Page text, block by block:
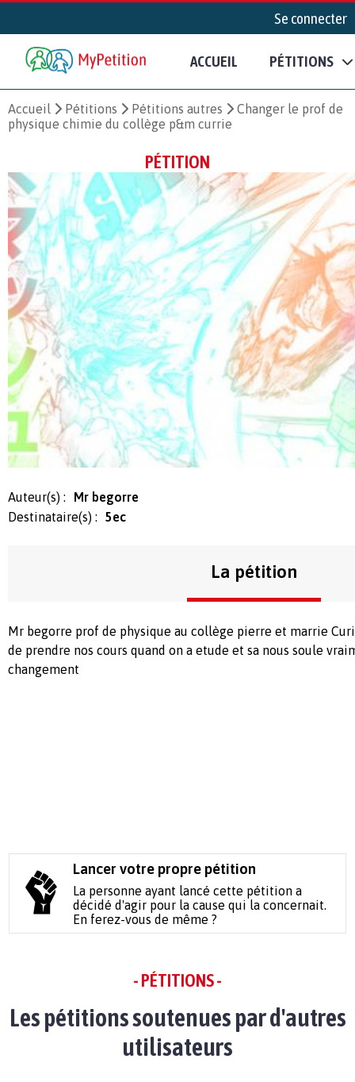
Se connecter
ACCUEIL PÉTITIONS
Accueil Pétitions Pétitions autres
Changer le prof de
physique chimie du collège p&m currie
PÉTITION
Auteur(s) :
Mr begorre
Destinataire(s) :
5ec
La pétition
Mr begorre prof de physique au collège pierre et marrie
de prendre nos cours quand on a etude et sa nous soule
changement
Lancer votre propre pétition
La personne ayant lancé cette pétition a
décidé d'agir pour la cause qui la concernait.
En ferez-vous de même ?
- PÉTITIONS -
Les pétitions soutenues par d'autres
utilisateurs